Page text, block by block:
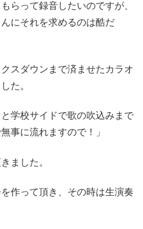
らって録音したいのですが、
にそれを求めるのは酷だ
スダウンまで済ませたカラオ
た。
学校サイドで歌の吹込みまで
事に流れますので！」
ました。
作って頂き、その時は生演奏